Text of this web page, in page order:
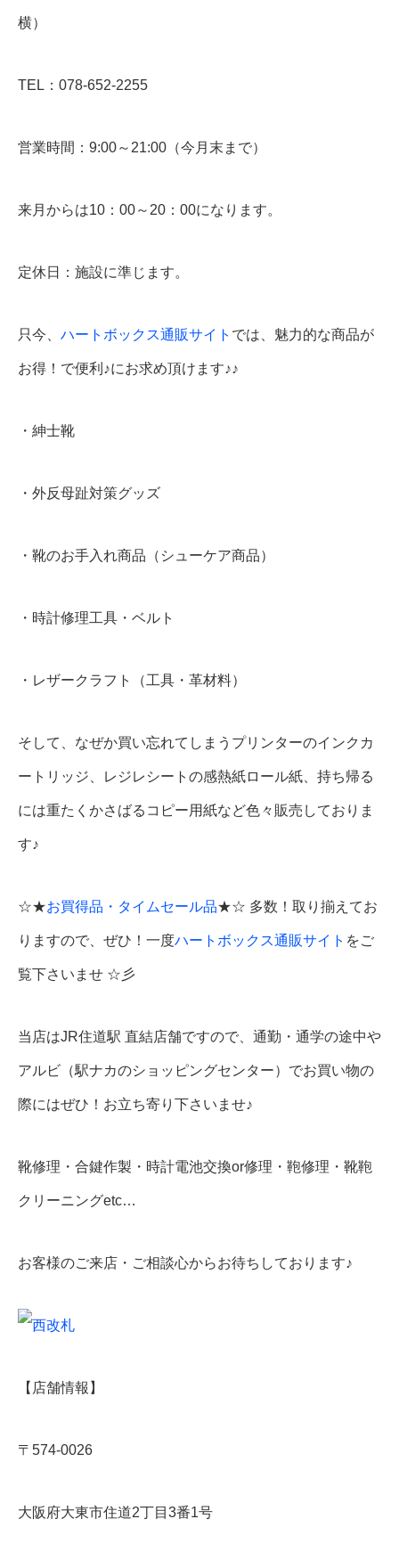
横）
TEL：078-652-2255
営業時間：9:00～21:00（今月末まで）
来月からは10：00～20：00になります。
定休日：施設に準じます。
只今、 ハートボックス通販サイト では、魅力的な商品が
お得！で便利♪にお求め頂けます♪♪
・紳士靴
・外反母趾対策グッズ
・靴のお手入れ商品（シューケア商品）
・時計修理工具・ベルト
・レザークラフト（工具・革材料）
そして、なぜか買い忘れてしまうプリンターのインクカ
ートリッジ、レジレシートの感熱紙ロール紙、持ち帰る
には重たくかさばるコピー用紙など色々販売しておりま
す♪
☆★お買得品・タイムセール品★☆ 多数！取り揃えてお
りますので、ぜひ！一度ハートボックス通販サイト をご
覧下さいませ ☆彡
当店はJR住道駅 直結店舗ですので、通勤・通学の途中や
アルビ（駅ナカのショッピングセンター）でお買い物の
際にはぜひ！お立ち寄り下さいませ♪
靴修理・合鍵作製・時計電池交換or修理・鞄修理・靴鞄
クリーニングetc…
お客様のご来店・ご相談心からお待ちしております♪
【店舗情報】
〒574-0026
大阪府大東市住道2丁目3番1号